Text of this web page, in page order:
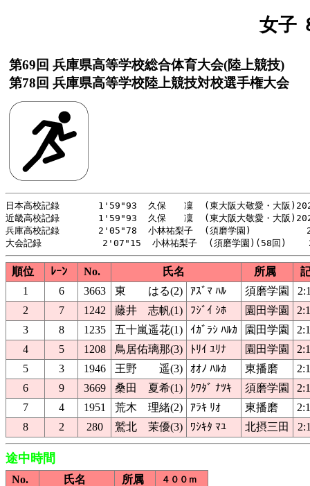
女子
第69回 兵庫県高等学校総合体育大会(陸上競技)
第78回 兵庫県高等学校陸上競技対校選手権大会
日本高校記録       1'59"93  久保　　凜  (東大阪大敬愛・大阪
近畿高校記録       1'59"93  久保　　凜  (東大阪大敬愛・大阪
兵庫高校記録       2'05"78  小林祐梨子  (須磨学園)
順位 ﾚｰﾝ No. 氏名 所属
1
6 3663 東 はる(2) ｱｽﾞﾏ ﾊﾙ 須磨学園
2
7 1242 藤井 志帆(1) ﾌｼﾞｲ ｼﾎ 園田学園
3
8 1235 五十嵐遥花(1) ｲｶﾞﾗｼ ﾊﾙｶ 園田学園
4
5 1208 鳥居佑璃那(3) ﾄﾘｲ ﾕﾘﾅ 園田学園
5
3 1946 王野 遥(3) ｵｵﾉ ﾊﾙｶ 東播磨
6
9 3669 桑田 夏希(1) ｸﾜﾀﾞ ﾅﾂｷ 須磨学園
7
4 1951 荒木 理緒(2) ｱﾗｷ ﾘｵ 東播磨
8
2 280 鷲北 茉優(3) ﾜｼｷﾀ ﾏﾕ 北摂三田
途中時間
No. 氏名 所属 ４００ｍ